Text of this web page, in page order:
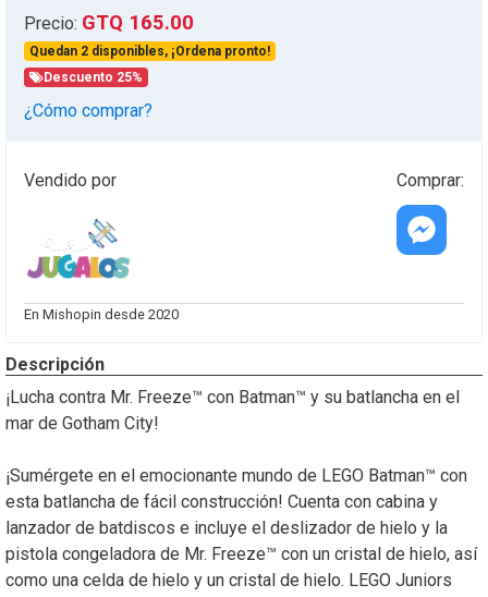
Precio: GTQ 165.00
Quedan 2 disponibles, ¡Ordena pronto!
Descuento 25%
¿Cómo comprar?
Vendido por Comprar:
este
messenger
En Mishopin desde 2020
Descripción
¡Lucha contra Mr. Freeze™ con Batman™ y su batlancha en el
mar de Gotham City!
¡Sumérgete en el emocionante mundo de LEGO Batman™ con
esta batlancha de fácil construcción! Cuenta con cabina y
lanzador de batdiscos e incluye el deslizador de hielo y la
pistola congeladora de Mr. Freeze™ con un cristal de hielo, así
como una celda de hielo y un cristal de hielo. LEGO Juniors